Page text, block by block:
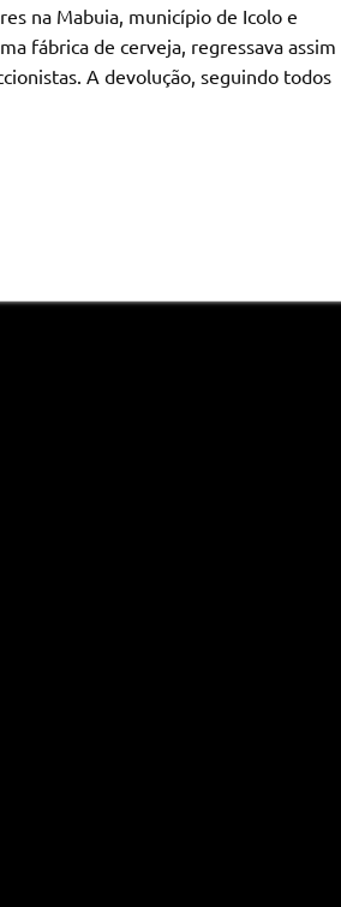
na Mabuia, município de Icolo e
fábrica de cerveja, regressava assim
A devolução, seguindo todos